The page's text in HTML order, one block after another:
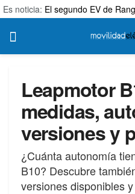
Es noticia: El segundo EV de
Leapmotor
medidas,
versiones y
¿Cuánta autonomía
B10? Descubre
versiones disponibles